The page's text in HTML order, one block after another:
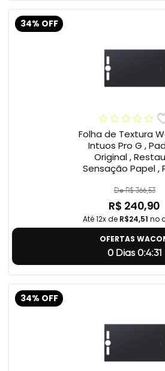
34% OFF
Folha de Textura
Intuos Pro G ,
Original ,
Sensação Papel ,
De R$ 366,53
R$ 240,90
Até 12x de R$24,51 no
OFERTAS
0 Dias 0:4:31
34% OFF